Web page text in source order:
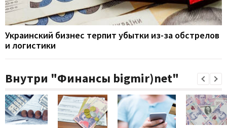
Украинский бизнес терпит убытки из-за обстрелов
и логистики
Внутри "Финансы bigmir)net"